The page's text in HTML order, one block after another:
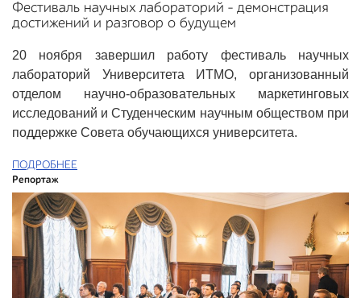
Фестиваль научных лабораторий – демонстрация
достижений и разговор о будущем
20 ноября завершил работу фестиваль научных
лабораторий Университета ИТМО, организованный
отделом научно-образовательных маркетинговых
исследований и Студенческим научным обществом при
поддержке Совета обучающихся университета.
ПОДРОБНЕЕ
Репортаж